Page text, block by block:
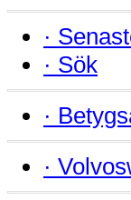
·
· Sök
·
·